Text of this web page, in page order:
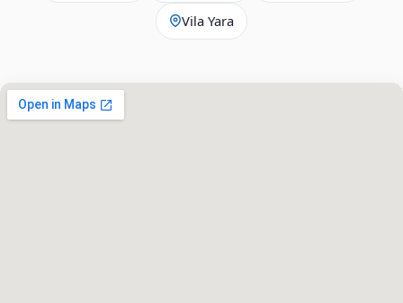
Vila Yara